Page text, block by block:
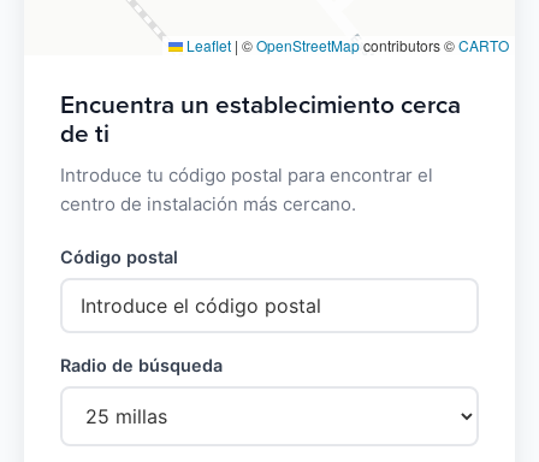
Leaflet | ©OpenStreetMapcontributors ©CARTO
Encuentra un establecimiento cerca
de ti
Introduce tu código postal para encontrar el
centro de instalación más cercano.
Código postal
Radio de búsqueda